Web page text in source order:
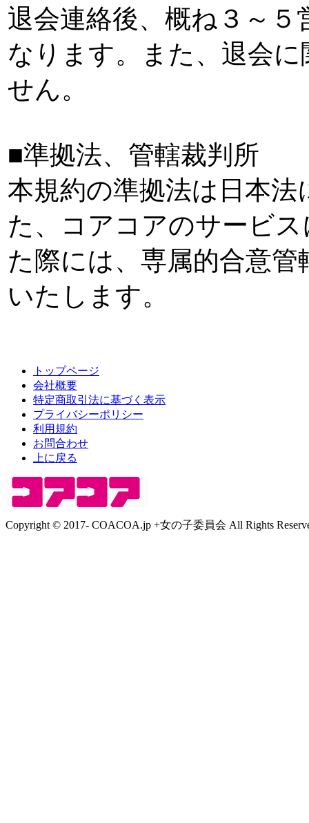
退会連絡後、概ね３～
なります。また、退会
せん。
■準拠法、管轄裁判所
本規約の準拠法は日本
た、コアコアのサービ
た際には、専属的合意
いたします。
トップページ
会社概要
特定商取引法に基づく表示
プライバシーポリシー
利用規約
お問合わせ
上に戻る
Copyright © 2017- COACOA.jp +女の子委員会 All Rights